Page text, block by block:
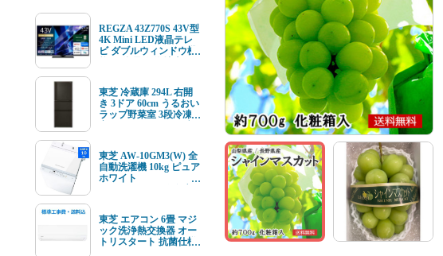
REGZA 43Z770S 43V型
4K Mini LED液晶テレ
ビ ダブルウィンドウ機
ルチューナー内蔵
東芝 冷蔵庫 294L 右開
き 3ドア 60cm うるおい
ラップ野菜室 3段冷凍
東芝 AW-10GM3(W) 全
自動洗濯機 10kg ピュア
ホワイト
東芝 エアコン 6畳 マジ
ック洗浄熱交換器 オー
トリスタート 抗菌仕様